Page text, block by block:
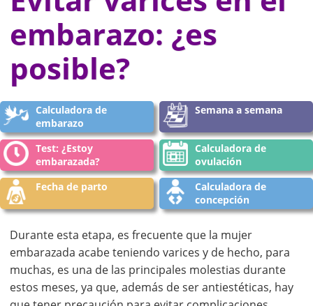
embarazo: ¿es
posible?
Calculadora de
embarazo
Semana a semana
Test: ¿Estoy
embarazada?
Calculadora de
ovulación
Fecha de parto
Calculadora de
concepción
Durante esta etapa, es frecuente que la mujer
embarazada acabe teniendo varices y de hecho, para
muchas, es una de las principales molestias durante
estos meses, ya que, además de ser antiestéticas, hay